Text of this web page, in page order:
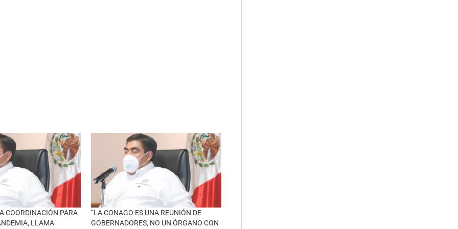
COORDINACIÓN PARA
LLAMA
“LA CONAGO ES UNA REUNIÓN DE
GOBERNADORES, NO UN ÓRGANO CON